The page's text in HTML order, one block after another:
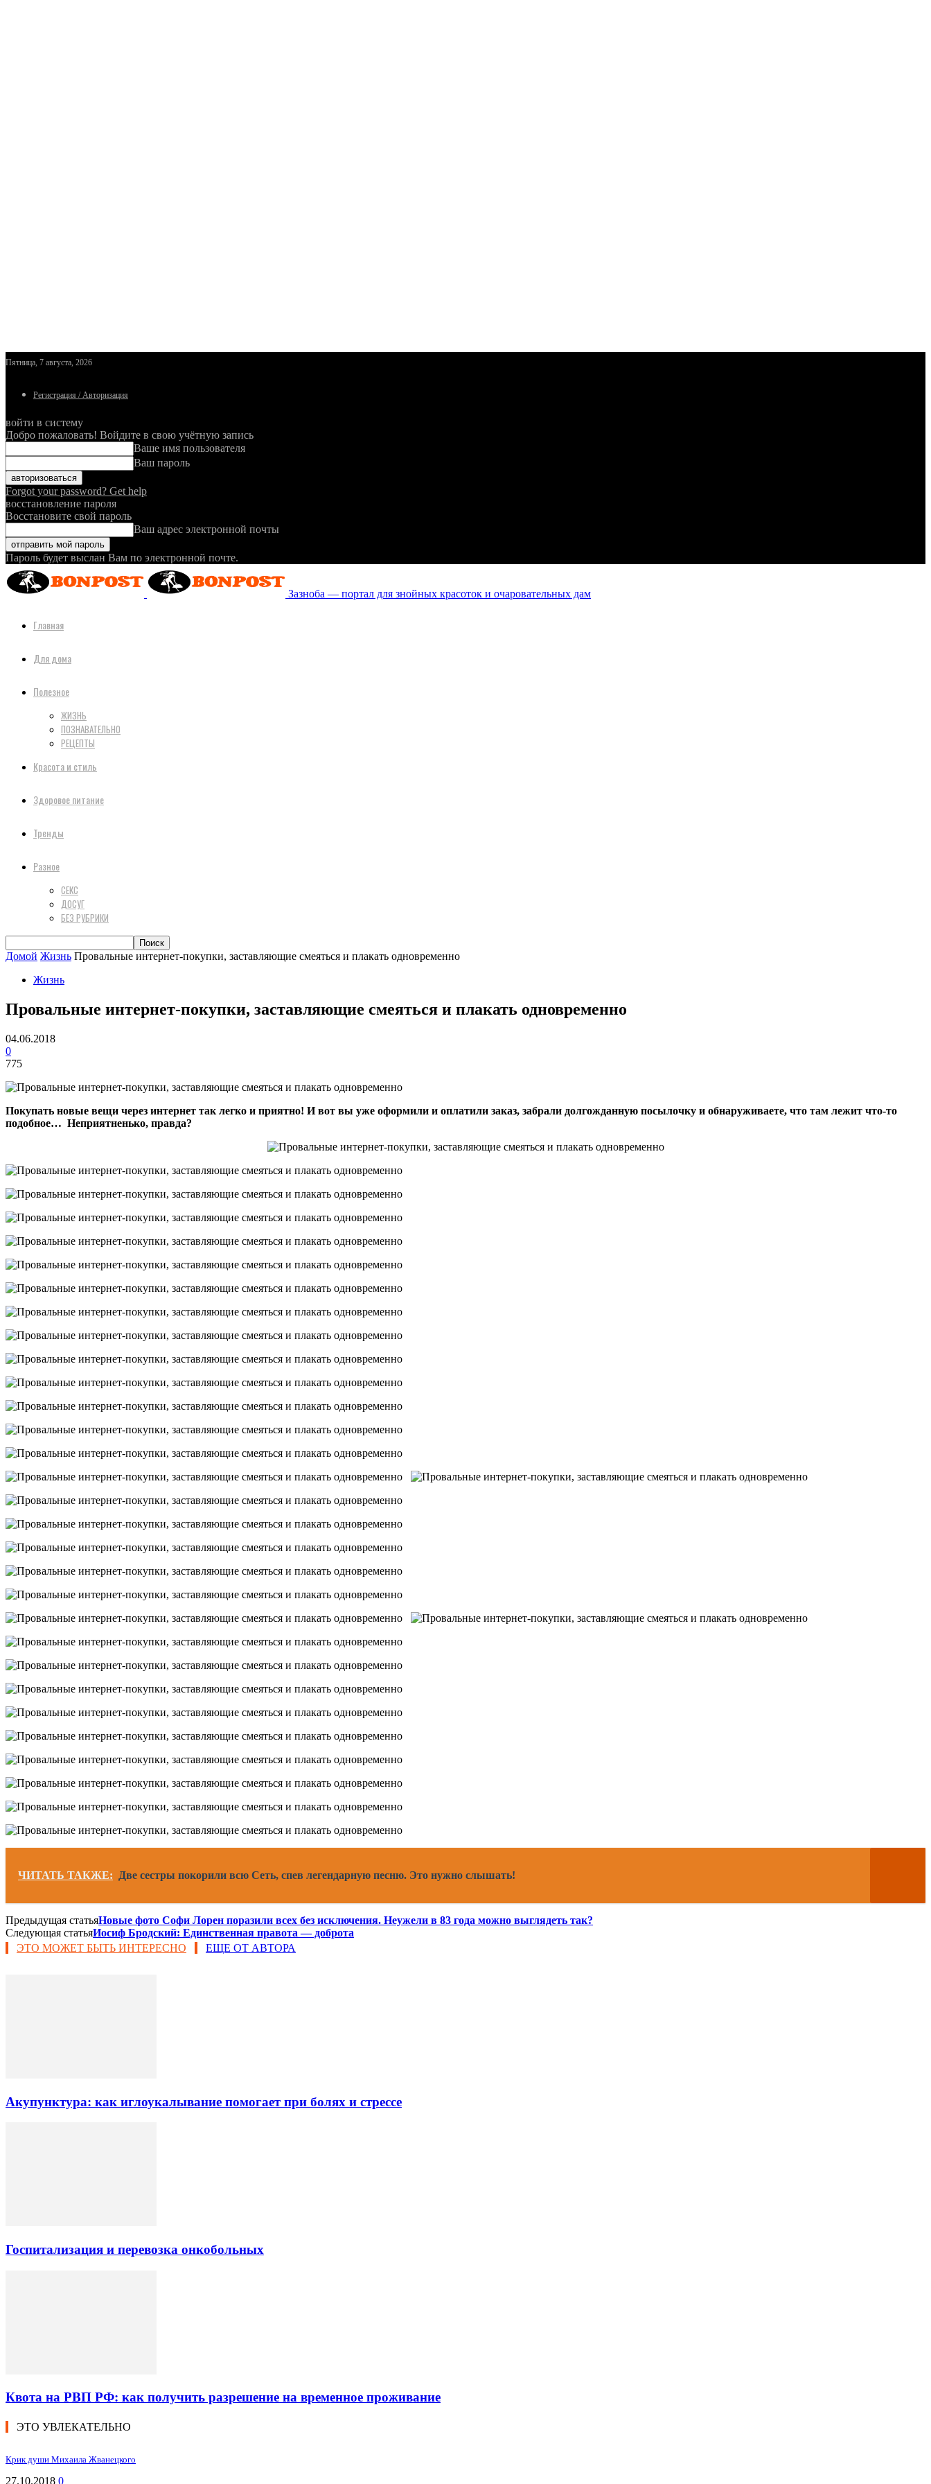
Пятница, 7 августа, 2026
Регистрация / Авторизация
войти в систему
Добро пожаловать! Войдите в свою учётную запись
Ваше имя пользователя
Ваш пароль
Forgot your password? Get help
восстановление пароля
Восстановите свой пароль
Ваш адрес электронной почты
Пароль будет выслан Вам по электронной почте.
Зазноба — портал для знойных красоток и очаровательных дам
Главная
Для дома
Полезное
ЖИЗНЬ
ПОЗНАВАТЕЛЬНО
РЕЦЕПТЫ
Красота и стиль
Здоровое питание
Тренды
Разное
СЕКС
ДОСУГ
БЕЗ РУБРИКИ
Домой Жизнь Провальные интернет-покупки, заставляющие смеяться и плакать одновременно
Жизнь
Провальные интернет-покупки, заставляющие смеяться и плакать одновременно
04.06.2018
0
775
Покупать новые вещи через интернет так легко и приятно! И вот вы уже оформили и оплатили заказ, забрали долгожданную посылочку и обнаруживаете, что там лежит что-то
подобное… Неприятненько, правда?
ЧИТАТЬ ТАКЖЕ: Две сестры покорили всю Сеть, спев легендарную песню. Это нужно слышать!
Предыдущая статьяНовые фото Софи Лорен поразили всех без исключения. Неужели в 83 года можно выглядеть так?
Следующая статьяИосиф Бродский: Единственная правота — доброта
ЭТО МОЖЕТ БЫТЬ ИНТЕРЕСНО
ЕЩЕ ОТ АВТОРА
Акупунктура: как иглоукалывание помогает при болях и стрессе
Госпитализация и перевозка онкобольных
Квота на РВП РФ: как получить разрешение на временное проживание
ЭТО УВЛЕКАТЕЛЬНО
Крик души Михаила Жванецкого
27.10.2018 0